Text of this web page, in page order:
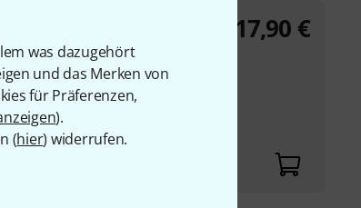
was dazugehört
und das Merken von
für Präferenzen,
).
(hier) widerrufen.
für eine
17,90 €